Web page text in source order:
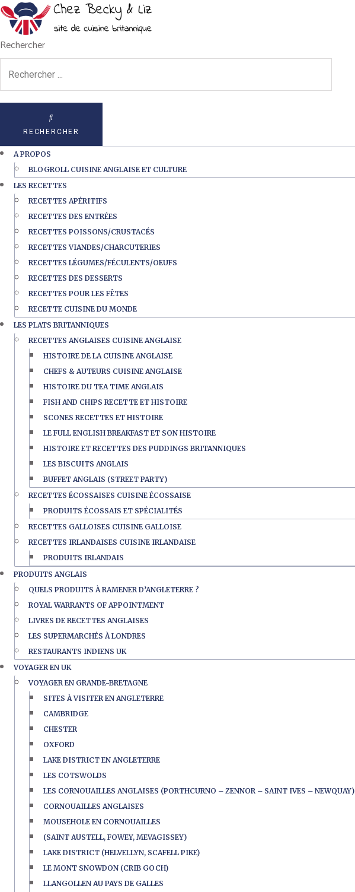
Rechercher
RECHERCHER
A PROPOS
BLOGROLL CUISINE ANGLAISE ET CULTURE
LES RECETTES
RECETTES APÉRITIFS
RECETTES DES ENTRÉES
RECETTES POISSONS/CRUSTACÉS
RECETTES VIANDES/CHARCUTERIES
RECETTES LÉGUMES/FÉCULENTS/OEUFS
RECETTES DES DESSERTS
RECETTES POUR LES FÊTES
RECETTE CUISINE DU MONDE
LES PLATS BRITANNIQUES
RECETTES ANGLAISES CUISINE ANGLAISE
HISTOIRE DE LA CUISINE ANGLAISE
CHEFS & AUTEURS CUISINE ANGLAISE
HISTOIRE DU TEA TIME ANGLAIS
FISH AND CHIPS RECETTE ET HISTOIRE
SCONES RECETTES ET HISTOIRE
LE FULL ENGLISH BREAKFAST ET SON HISTOIRE
HISTOIRE ET RECETTES DES PUDDINGS BRITANNIQUES
LES BISCUITS ANGLAIS
BUFFET ANGLAIS (STREET PARTY)
RECETTES ÉCOSSAISES CUISINE ÉCOSSAISE
PRODUITS ÉCOSSAIS ET SPÉCIALITÉS
RECETTES GALLOISES CUISINE GALLOISE
RECETTES IRLANDAISES CUISINE IRLANDAISE
PRODUITS IRLANDAIS
PRODUITS ANGLAIS
QUELS PRODUITS À RAMENER D’ANGLETERRE ?
ROYAL WARRANTS OF APPOINTMENT
LIVRES DE RECETTES ANGLAISES
LES SUPERMARCHÉS À LONDRES
RESTAURANTS INDIENS UK
VOYAGER EN UK
VOYAGER EN GRANDE-BRETAGNE
SITES À VISITER EN ANGLETERRE
CAMBRIDGE
CHESTER
OXFORD
LAKE DISTRICT EN ANGLETERRE
LES COTSWOLDS
LES CORNOUAILLES ANGLAISES (PORTHCURNO – ZENNOR – SAINT IVES – NEWQUAY)
CORNOUAILLES ANGLAISES
MOUSEHOLE EN CORNOUAILLES
(SAINT AUSTELL, FOWEY, MEVAGISSEY)
LAKE DISTRICT (HELVELLYN, SCAFELL PIKE)
LE MONT SNOWDON (CRIB GOCH)
LLANGOLLEN AU PAYS DE GALLES